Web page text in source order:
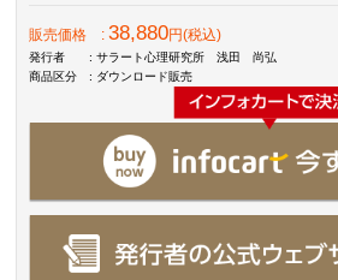
販売価格 :38,880円(税込)
発行者
: サラート心理研究所 浅田 尚弘
商品区分
: ダウンロード販売